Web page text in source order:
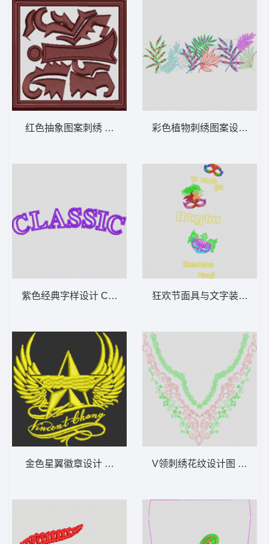
红色抽象图案刺绣 章仔
紫色经典字样设计 CLASSIC
金色星翼徽章设计 章仔
彩色植物刺绣图案设计 叶子
狂欢节面具与文字装饰 舞
V领刺绣花纹设计图 单针曲